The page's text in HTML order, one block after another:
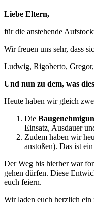
Liebe Eltern,
für die anstehende
Wir freuen uns sehr, dass
Ludwig, Rigoberto,
Und nun zu dem, was
Heute haben wir gleich
Die
Einsatz, Ausdauer
Zudem haben wir
anstoßen). Das ist
Der Weg bis hierher war
gehen dürfen. Diese
euch feiern.
Wir laden euch herzlich ein